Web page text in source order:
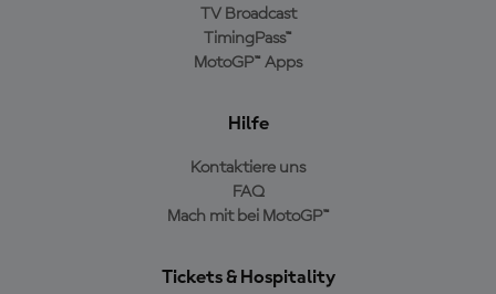
TV Broadcast
TimingPass™
MotoGP™ Apps
Hilfe
Kontaktiere uns
FAQ
Mach mit bei MotoGP™
Tickets & Hospitality